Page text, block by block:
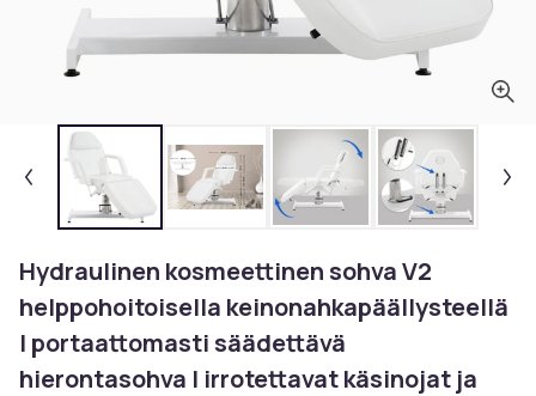
Hydraulinen kosmeettinen sohva V2
helppohoitoisella keinonahkapäällysteellä
I portaattomasti säädettävä
hierontasohva I irrotettavat käsinojat ja